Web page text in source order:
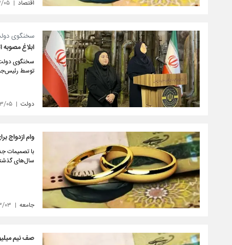
اقتصاد
سخنگوی
ابلاغ مصوبه
سخنگوی
توسط
دولت
وام ازدواج
با تصمیمات
سال‌های گذشته
جامعه
صف نیم